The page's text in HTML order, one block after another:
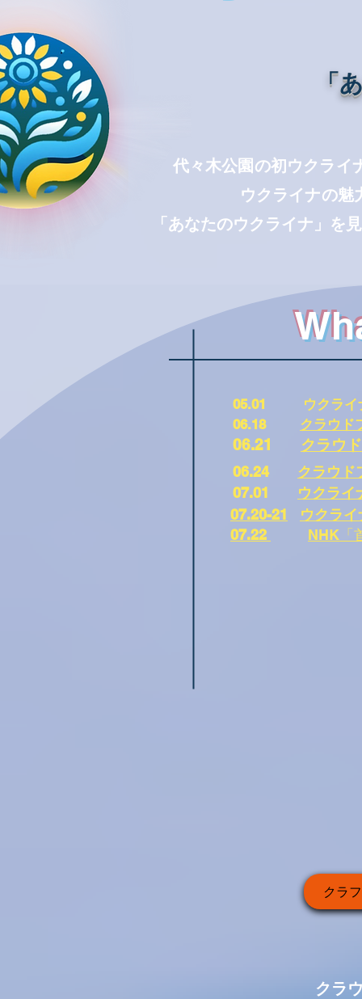
「
代々木公園の初ウクライ
ウクライナの魅
「あなたのウクライナ」を
05.01
ウクラ
06.18 クラウド
06.21 クラウ
06.24 クラウド
07.01 ウクライ
07.20-21
ウクラ
07.22
NHK「
クラ
クラ